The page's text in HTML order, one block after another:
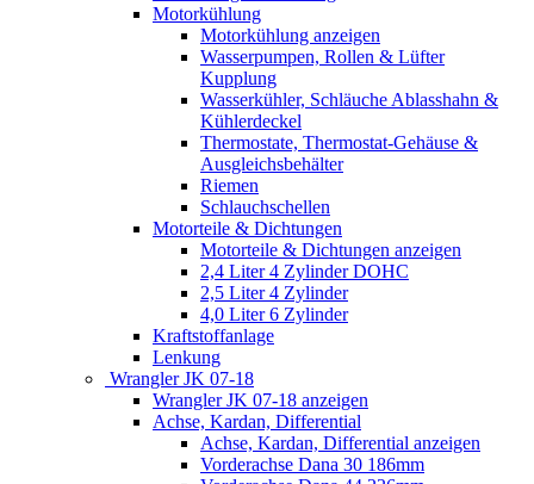
Motorkühlung
Motorkühlung anzeigen
Wasserpumpen, Rollen & Lüfter
Kupplung
Wasserkühler, Schläuche Ablasshahn &
Kühlerdeckel
Thermostate, Thermostat-Gehäuse &
Ausgleichsbehälter
Riemen
Schlauchschellen
Motorteile & Dichtungen
Motorteile & Dichtungen anzeigen
2,4 Liter 4 Zylinder DOHC
2,5 Liter 4 Zylinder
4,0 Liter 6 Zylinder
Kraftstoffanlage
Lenkung
Wrangler JK 07-18
Wrangler JK 07-18 anzeigen
Achse, Kardan, Differential
Achse, Kardan, Differential anzeigen
Vorderachse Dana 30 186mm